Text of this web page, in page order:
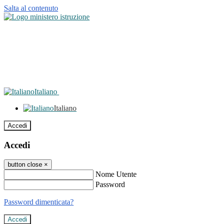
Salta al contenuto
Italiano
Italiano
Accedi
Accedi
button close ×
Nome Utente
Password
Password dimenticata?